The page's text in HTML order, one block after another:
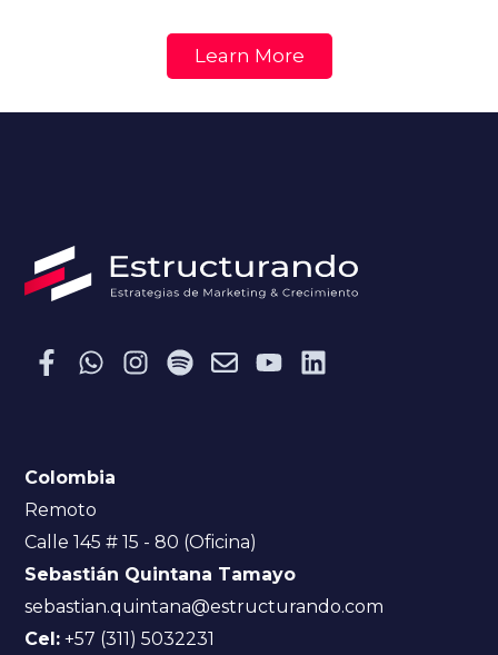
Learn More
Colombia
Remoto
Calle 145 # 15 - 80 (Oficina)
Sebastián Quintana Tamayo
sebastian.quintana@estructurando.com
Cel: +57 (311) 5032231